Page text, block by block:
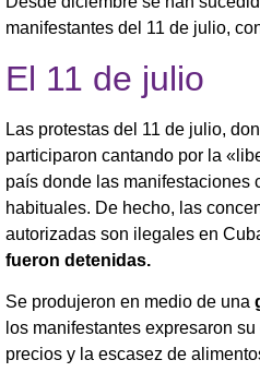
manifestantes del 11 de julio,
El 11 de julio
Las protestas del 11 de julio,
participaron cantando por la
país donde las manifestaciones
habituales. De hecho, las
autorizadas son ilegales en
fueron detenidas.
Se produjeron en medio de una
los manifestantes expresaron
precios y la escasez de